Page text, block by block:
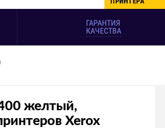
ГАРАНТИЯ
КАЧЕСТВА
желтый,
Xerox